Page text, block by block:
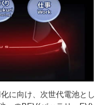
に向け、次世代電池とし